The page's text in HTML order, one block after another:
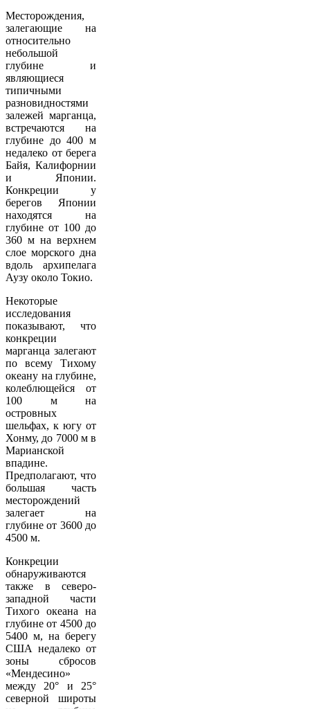
Месторождения,
залегающие на
относительно
небольшой
глубине и
являющиеся
типичными
разновидностями
залежей марганца,
встречаются на
глубине до 400 м
недалеко от берега
Байя, Калифорнии
и Японии.
Конкреции у
берегов Японии
находятся на
глубине от 100 до
360 м на верхнем
слое морского дна
вдоль архипелага
Аузу около Токио.
Некоторые
исследования
показывают, что
конкреции
марганца залегают
по всему Тихому
океану на глубине,
колеблющейся от
100 м на
островных
шельфах, к югу от
Хонму, до 7000 м в
Марианской
впадине.
Предполагают, что
большая часть
месторождений
залегает на
глубине от 3600 до
4500 м.
Конкреции
обнаруживаются
также в северо-
западной части
Тихого океана на
глубине от 4500 до
5400 м, на берегу
США недалеко от
зоны сбросов
«Мендесино»
между 20° и 25°
северной широты